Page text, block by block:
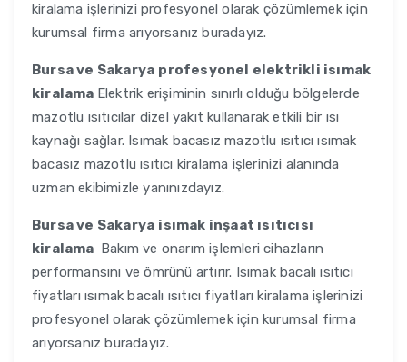
kiralama işlerinizi profesyonel olarak çözümlemek için
kurumsal firma arıyorsanız buradayız.
Bursa ve Sakarya profesyonel elektrikli isımak
kiralama Elektrik erişiminin sınırlı olduğu bölgelerde
mazotlu ısıtıcılar dizel yakıt kullanarak etkili bir ısı
kaynağı sağlar. Isımak bacasız mazotlu ısıtıcı ısımak
bacasız mazotlu ısıtıcı kiralama işlerinizi alanında
uzman ekibimizle yanınızdayız.
Bursa ve Sakarya isımak inşaat ısıtıcısı
kiralama Bakım ve onarım işlemleri cihazların
performansını ve ömrünü artırır. Isımak bacalı ısıtıcı
fiyatları ısımak bacalı ısıtıcı fiyatları kiralama işlerinizi
profesyonel olarak çözümlemek için kurumsal firma
arıyorsanız buradayız.